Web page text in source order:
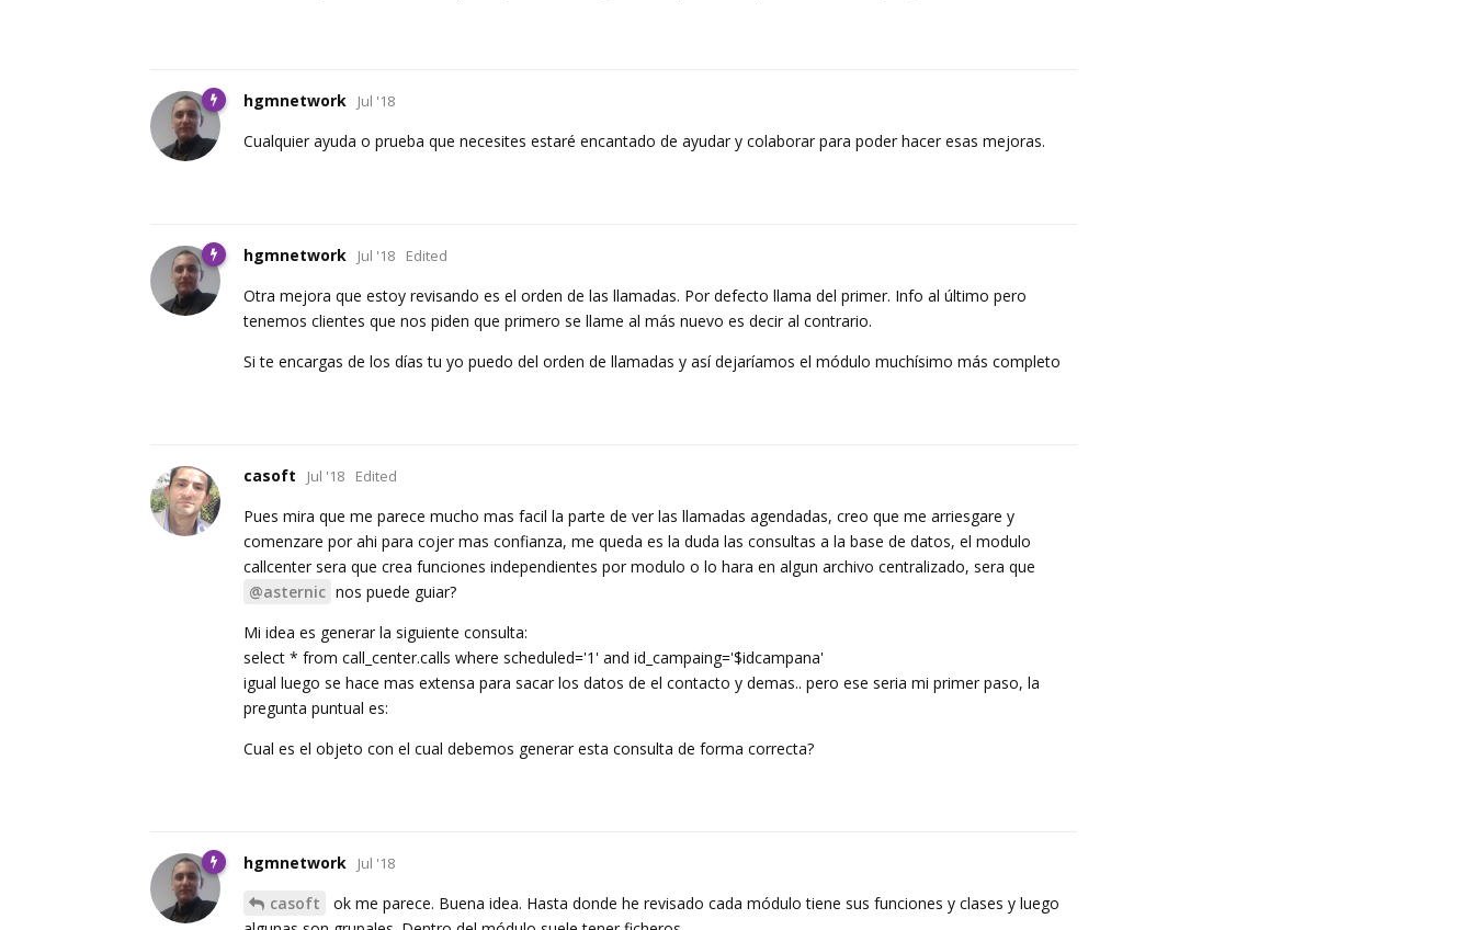
hgmnetwork Jul '18
Cualquier ayuda o prueba que necesites estaré encantado de ayudar y colaborar para poder hacer esas mejoras.
hgmnetwork Jul '18 Edited
Otra mejora que estoy revisando es el orden de las llamadas. Por defecto llama del primer. Info al último pero
tenemos clientes que nos piden que primero se llame al más nuevo es decir al contrario.
Si te encargas de los días tu yo puedo del orden de llamadas y así dejaríamos el módulo muchísimo más completo
casoft Jul '18 Edited
Pues mira que me parece mucho mas facil la parte de ver las llamadas agendadas, creo que me arriesgare y
comenzare por ahi para cojer mas confianza, me queda es la duda las consultas a la base de datos, el modulo
callcenter sera que crea funciones independientes por modulo o lo hara en algun archivo centralizado, sera que
@asternic nos puede guiar?
Mi idea es generar la siguiente consulta:
select * from call_center.calls where scheduled='1' and id_campaing='$idcampana'
igual luego se hace mas extensa para sacar los datos de el contacto y demas.. pero ese seria mi primer paso, la
pregunta puntual es:
Cual es el objeto con el cual debemos generar esta consulta de forma correcta?
hgmnetwork Jul '18
casoft
ok me parece. Buena idea. Hasta donde he revisado cada módulo tiene sus funciones y clases y luego